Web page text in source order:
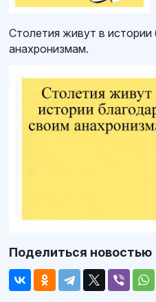
Столетия живут в истории
анахронизмам.
Поделиться новостью